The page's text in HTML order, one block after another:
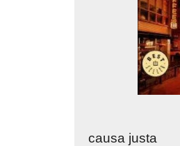
causa justa